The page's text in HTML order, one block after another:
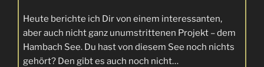
Heute berichte ich Dir von einem interessanten,
aber auch nicht ganz unumstrittenen Projekt – dem
Hambach See. Du hast von diesem See noch nichts
gehört? Den gibt es auch noch nicht…